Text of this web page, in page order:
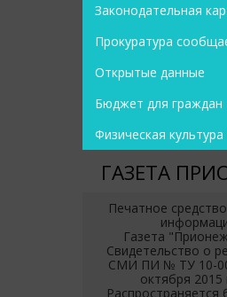
Законодательная
Прокуратура
Открытые данные
Бюджет для граждан
Физическая
ГАЗЕТА
Печатное
Газета
Свидетельство о
СМИ ПИ № ТУ 10-
октября 2015
Распространяется